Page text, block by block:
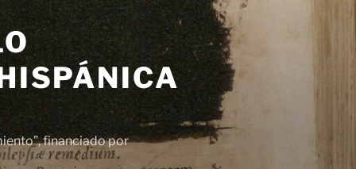
financiado por